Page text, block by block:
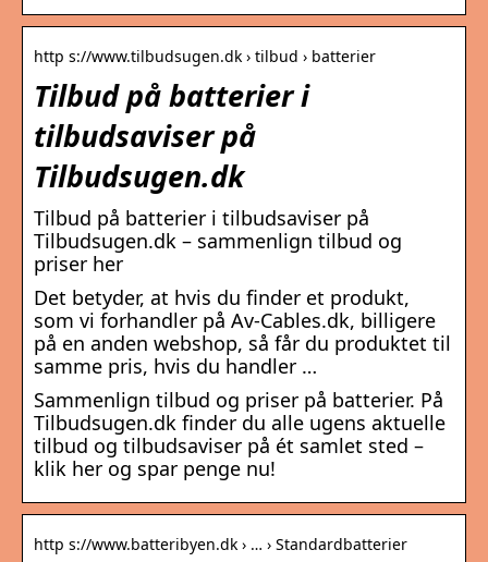
http s://www.tilbudsugen.dk › tilbud › batterier
Tilbud på batterier i
tilbudsaviser på
Tilbudsugen.dk
Tilbud på batterier i tilbudsaviser på
Tilbudsugen.dk – sammenlign tilbud og
priser her
Det betyder, at hvis du finder et produkt,
som vi forhandler på Av-Cables.dk, billigere
på en anden webshop, så får du produktet til
samme pris, hvis du handler …
Sammenlign tilbud og priser på batterier. På
Tilbudsugen.dk finder du alle ugens aktuelle
tilbud og tilbudsaviser på ét samlet sted –
klik her og spar penge nu!
http s://www.batteribyen.dk › … › Standardbatterier